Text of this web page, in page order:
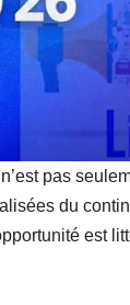
pas
du
est